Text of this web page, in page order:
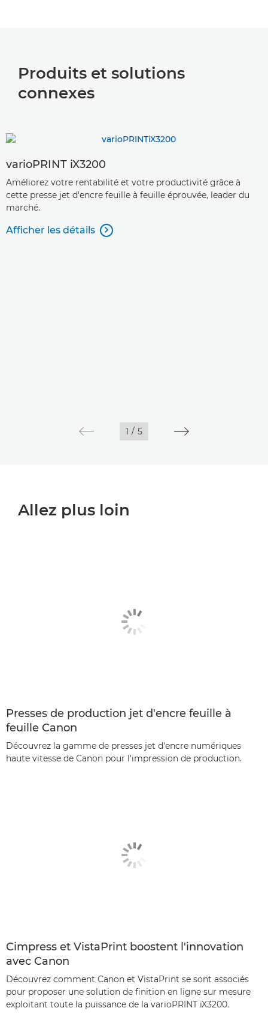
Produits et solutions
connexes
varioPRINT iX3200
Améliorez votre rentabilité et votre productivité grâce à
cette presse jet d'encre feuille à feuille éprouvée, leader du
marché.
Afficher les détails 
1 / 5
Allez plus loin
Presses de production jet d'encre feuille à
feuille Canon
Découvrez la gamme de presses jet d'encre numériques
haute vitesse de Canon pour l'impression de production.
Cimpress et VistaPrint boostent l'innovation
avec Canon
Découvrez comment Canon et VistaPrint se sont associés
pour proposer une solution de finition en ligne sur mesure
exploitant toute la puissance de la varioPRINT iX3200.